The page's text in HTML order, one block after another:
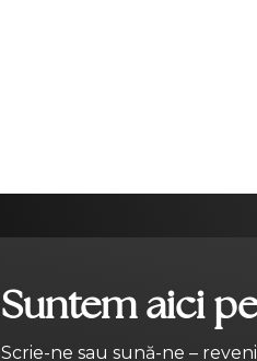
Suntem aici
Scrie-ne sau sună-ne –